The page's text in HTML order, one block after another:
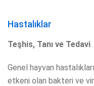
Hastalıklar
Teşhis, Tanı ve Tedavi
Genel hayvan
etkeni olan bakteri ve